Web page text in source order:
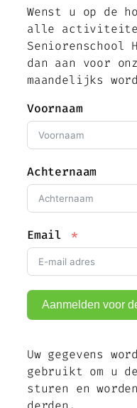
Wenst u op de
alle
Seniorenschool
dan aan voor
maandelijks
Voornaam
Achternaam
Email
Aanmelden voor
Uw gegevens
gebruikt om u
sturen en